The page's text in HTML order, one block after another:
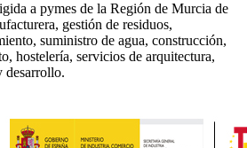
a pymes de la Región de Murcia de
gestión de residuos,
suministro de agua, construcción,
hostelería, servicios de arquitectura,
desarrollo.